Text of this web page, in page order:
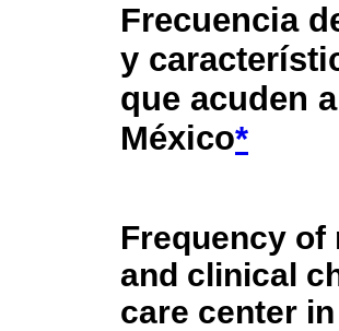
Frecuencia
y
que acuden
México*
Frequency
and clinical
care center